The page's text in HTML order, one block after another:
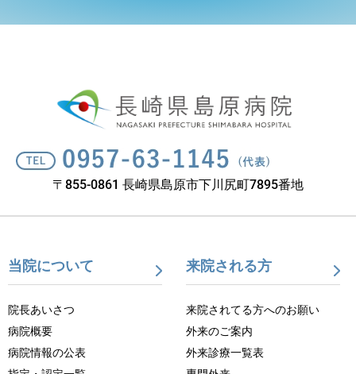
〒855-0861 長崎県島原市下川尻町7895番地
当院について
院長あいさつ
病院概要
病院情報の公表
来院される方
来院されてる方へのお願い
外来のご案内
外来診療一覧表